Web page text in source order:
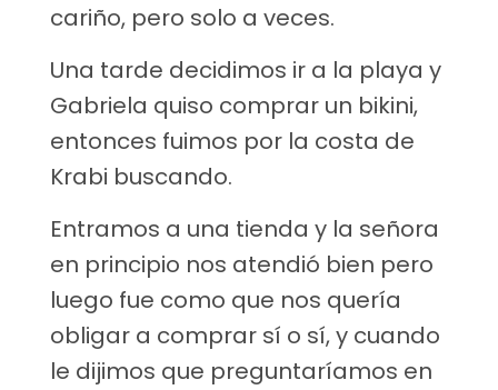
cariño, pero solo a veces.
Una tarde decidimos ir a la playa y
Gabriela quiso comprar un bikini,
entonces fuimos por la costa de
Krabi buscando.
Entramos a una tienda y la señora
en principio nos atendió bien pero
luego fue como que nos quería
obligar a comprar sí o sí, y cuando
le dijimos que preguntaríamos en